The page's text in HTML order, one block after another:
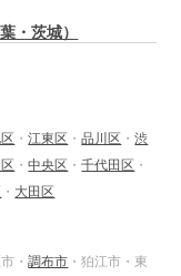
・茨城）
・江東区 ・品川区 ・渋
・中央区 ・千代田区 ・
・ 大田区
・調布市 ・狛江市・東